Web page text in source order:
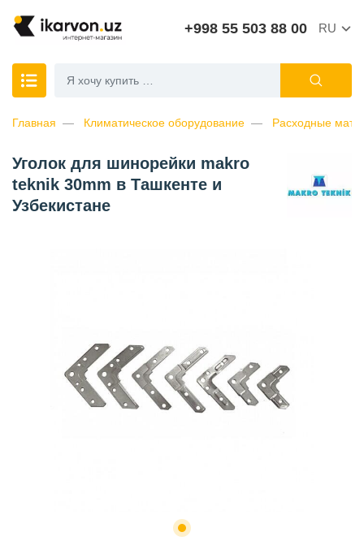
+998 55 503 88 00 RU
Главная Климатическое оборудование Расходные
Уголок для шинорейки makro
teknik 30mm в Ташкенте и
Узбекистане